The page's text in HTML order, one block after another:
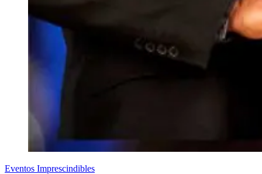
Eventos Imprescindibles